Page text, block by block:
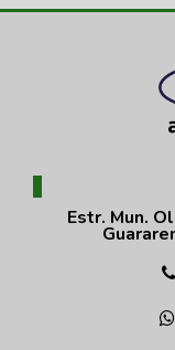
Estr. Mun.